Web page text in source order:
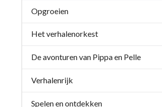
Opgroeien
Het verhalenorkest
De avonturen van Pippa en Pelle
Verhalenrijk
Spelen en ontdekken